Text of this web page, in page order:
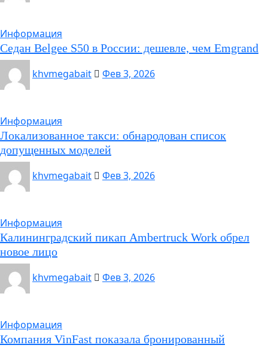
Информация
Седан Belgee S50 в России: дешевле, чем Emgrand
khvmegabait
Фев 3, 2026
Информация
Локализованное такси: обнародован список
допущенных моделей
khvmegabait
Фев 3, 2026
Информация
Калининградский пикап Ambertruck Work обрел
новое лицо
khvmegabait
Фев 3, 2026
Информация
Компания VinFast показала бронированный